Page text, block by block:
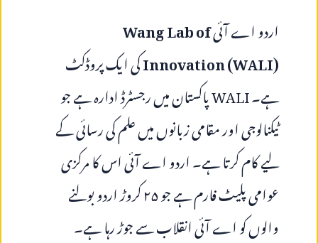
اردو اے آئیWang Lab of
Innovation (WALI)کی ایک پروڈکٹ
ہے۔WALIپاکستان میں رجسٹرڈ ادارہ ہے جو
ٹیکنالوجی اور مقامی زبانوں میں علم کی رسائی کے
لیے کام کرتا ہے۔ اردو اے آئی اس کا مرکزی
عوامی پلیٹ فارم ہے جو ۲۵ کروڑ اردو بولنے
والوں کو اے آئی انقلاب سے جوڑ رہا ہے۔